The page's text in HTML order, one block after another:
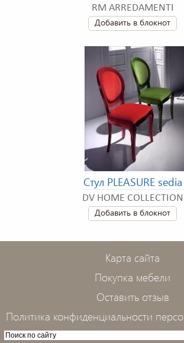
RM ARREDAMENTI
Добавить в блокнот
Стул PLEASURE sedia
DV HOME COLLECTION
Добавить в блокнот
Карта сайта
Покупка мебели
Оставить отзыв
Политика конфиденциальности